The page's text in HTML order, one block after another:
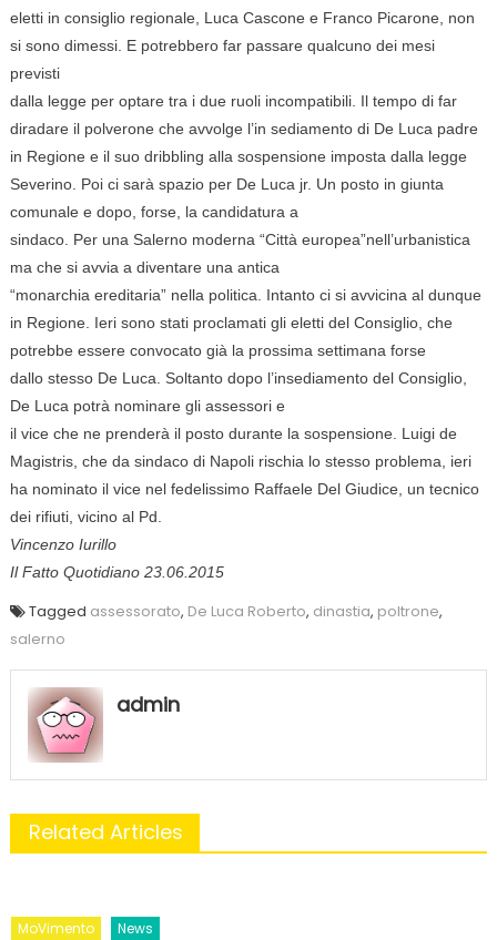
eletti in consiglio regionale, Luca Cascone e Franco Picarone, non
si sono dimessi. E potrebbero far passare qualcuno dei mesi
previsti
dalla legge per optare tra i due ruoli incompatibili. Il tempo di far
diradare il polverone che avvolge l’in sediamento di De Luca padre
in Regione e il suo dribbling alla sospensione imposta dalla legge
Severino. Poi ci sarà spazio per De Luca jr. Un posto in giunta
comunale e dopo, forse, la candidatura a
sindaco. Per una Salerno moderna “Città europea”nell’urbanistica
ma che si avvia a diventare una antica
“monarchia ereditaria” nella politica. Intanto ci si avvicina al dunque
in Regione. Ieri sono stati proclamati gli eletti del Consiglio, che
potrebbe essere convocato già la prossima settimana forse
dallo stesso De Luca. Soltanto dopo l’insediamento del Consiglio,
De Luca potrà nominare gli assessori e
il vice che ne prenderà il posto durante la sospensione. Luigi de
Magistris, che da sindaco di Napoli rischia lo stesso problema, ieri
ha nominato il vice nel fedelissimo Raffaele Del Giudice, un tecnico
dei rifiuti, vicino al Pd.
Vincenzo Iurillo
Il Fatto Quotidiano 23.06.2015
Tagged assessorato, De Luca Roberto, dinastia, poltrone,
salerno
admin
Related Articles
MoVimento News